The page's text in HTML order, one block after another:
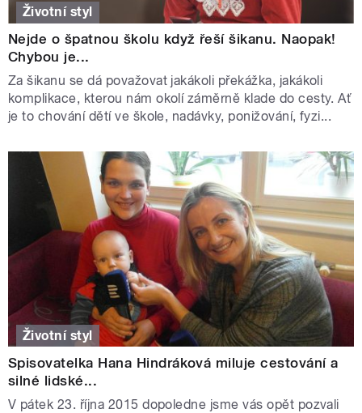
Životní styl
Nejde o špatnou školu když řeší šikanu. Naopak!
Chybou je...
Za šikanu se dá považovat jakákoli překážka, jakákoli
komplikace, kterou nám okolí záměrně klade do cesty. Ať
je to chování dětí ve škole, nadávky, ponižování, fyzi...
Životní styl
Spisovatelka Hana Hindráková miluje cestování a
silné lidské...
V pátek 23. října 2015 dopoledne jsme vás opět pozvali